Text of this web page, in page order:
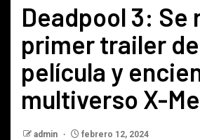
Deadpool 3: Se
primer trailer
película y
multiverso X-
admin febrero 12, 2024